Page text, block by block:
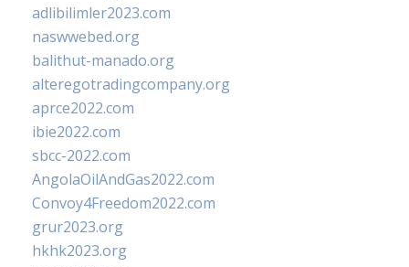
adlibilimler2023.com
naswwebed.org
balithut-manado.org
alteregotradingcompany.org
aprce2022.com
ibie2022.com
sbcc-2022.com
AngolaOilAndGas2022.com
Convoy4Freedom2022.com
grur2023.org
hkhk2023.org